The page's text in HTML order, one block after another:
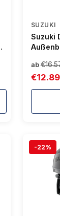
SUZUKI
Suzuki
Power
ab
-22%